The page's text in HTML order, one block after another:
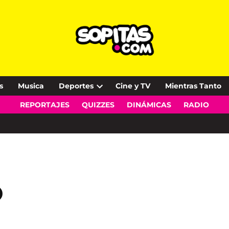
Musica Deportes
Open
dropdown
Cine y TV Mientras Tanto
REPORTAJES QUIZZES DINÁMICAS RADIO